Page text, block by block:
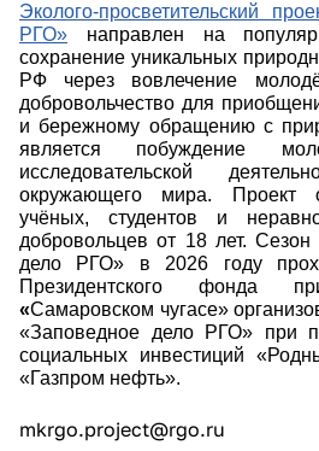
Эколого-просветительский
РГО» направлен на
сохранение уникальных
РФ через вовлечение
добровольчество для
и бережному обращению с
является побуждение
исследовательской
окружающего мира. Проект
учёных, студентов и
добровольцев от 18 лет.
дело РГО» в 2026 году
Президентского фонда
«Самаровском чугасе»
«Заповедное дело РГО» при
социальных инвестиций
«Газпром нефть».
mkrgo.project@rgo.ru